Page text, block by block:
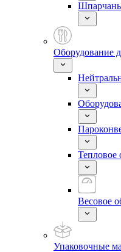
Оборудование
Тепловое
Весовое
Упаковочные